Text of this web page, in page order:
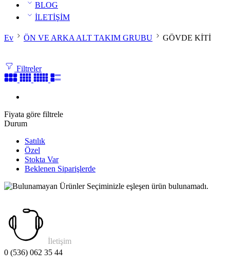
BLOG
İLETİŞİM
Ev ÖN VE ARKA ALT TAKIM GRUBU GÖVDE KİTİ
Filtreler
Fiyata göre filtrele
Durum
Satılık
Özel
Stokta Var
Beklenen Siparişlerde
Seçiminizle eşleşen ürün bulunamadı.
İletişim
0 (536) 062 35 44